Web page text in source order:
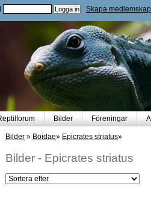
Skapa medlemskap
Bilder Föreningar
Bilder » Boidae» Epicrates striatus»
Bilder - Epicrates striatus